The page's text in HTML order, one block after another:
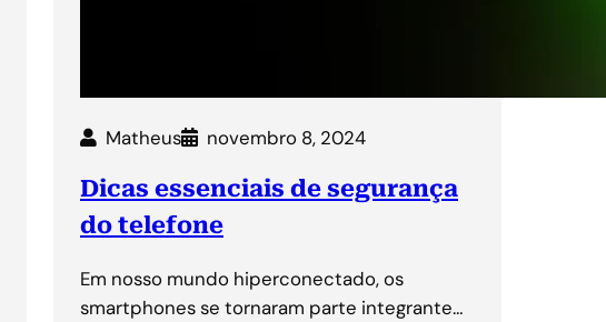
Matheus novembro 8, 2024
Dicas essenciais de segurança
do telefone
Em nosso mundo hiperconectado, os
smartphones se tornaram parte integrante…